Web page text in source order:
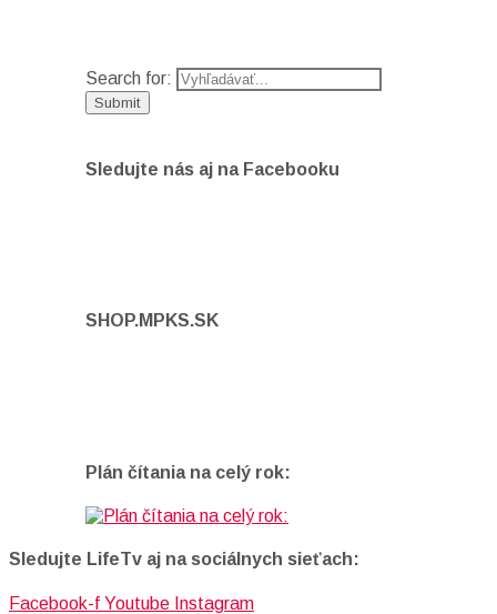
Search for:
Sledujte nás aj na Facebooku
SHOP.MPKS.SK
Plán čítania na celý rok:
Sledujte LifeTv aj na sociálnych sieťach:
Facebook-f Youtube Instagram